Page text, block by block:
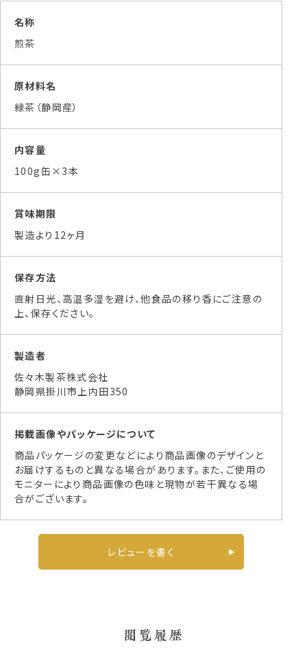
名称
煎茶
原材料名
緑茶（静岡産）
内容量
100g缶×3本
賞味期限
製造より12ヶ月
保存方法
直射日光、高温多湿を避け、他食品の移り香にご注意の
上、保存ください。
製造者
佐々木製茶株式会社
静岡県掛川市上内田350
掲載画像やパッケージについて
商品パッケージの変更などにより商品画像のデザインと
お届けするものと異なる場合があります。また、ご使用の
モニターにより商品画像の色味と現物が若干異なる場
合がございます。
レビューを書く
閲覧履歴